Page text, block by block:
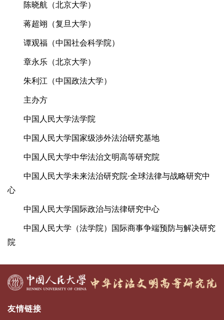
陈晓航（北京大学）
蒋超翊（复旦大学）
谭观福（中国社会科学院）
章永乐（北京大学）
朱利江（中国政法大学）
主办方
中国人民大学法学院
中国人民大学国家级涉外法治研究基地
中国人民大学中华法治文明高等研究院
中国人民大学未来法治研究院·全球法律与战略研究中
心
中国人民大学国际政治与法律研究中心
中国人民大学（法学院）国际商事争端预防与解决研究
院
友情链接